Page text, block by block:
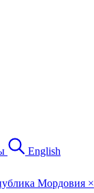
English
Мордовия ×